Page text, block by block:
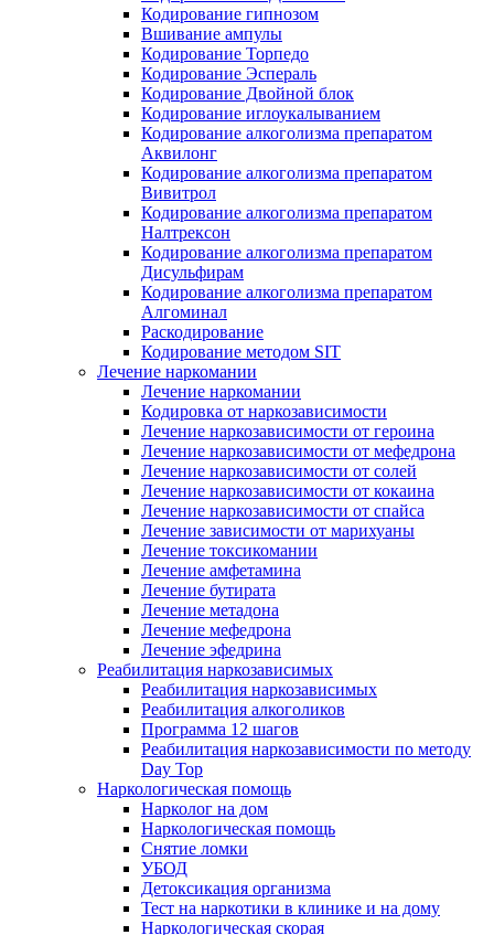
Кодирование гипнозом
Вшивание ампулы
Кодирование Торпедо
Кодирование Эспераль
Кодирование Двойной блок
Кодирование иглоукалыванием
Кодирование алкоголизма препаратом
Аквилонг
Кодирование алкоголизма препаратом
Вивитрол
Кодирование алкоголизма препаратом
Налтрексон
Кодирование алкоголизма препаратом
Дисульфирам
Кодирование алкоголизма препаратом
Алгоминал
Раскодирование
Кодирование методом SIT
Лечение наркомании
Лечение наркомании
Кодировка от наркозависимости
Лечение наркозависимости от героина
Лечение наркозависимости от мефедрона
Лечение наркозависимости от солей
Лечение наркозависимости от кокаина
Лечение наркозависимости от спайса
Лечение зависимости от марихуаны
Лечение токсикомании
Лечение амфетамина
Лечение бутирата
Лечение метадона
Лечение мефедрона
Лечение эфедрина
Реабилитация наркозависимых
Реабилитация наркозависимых
Реабилитация алкоголиков
Программа 12 шагов
Реабилитация наркозависимости по методу
Day Top
Наркологическая помощь
Нарколог на дом
Наркологическая помощь
Снятие ломки
УБОД
Детоксикация организма
Тест на наркотики в клинике и на дому
Наркологическая скорая